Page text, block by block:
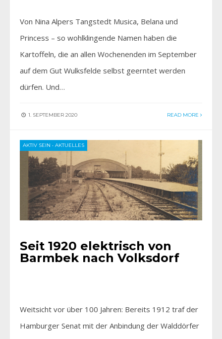
Von Nina Alpers Tangstedt Musica, Belana und
Princess – so wohlklingende Namen haben die
Kartoffeln, die an allen Wochenenden im September
auf dem Gut Wulksfelde selbst geerntet werden
dürfen. Und…
1. SEPTEMBER 2020 READ MORE
AKTIV SEIN • AKTUELLES
Seit 1920 elektrisch von
Barmbek nach Volksdorf
Weitsicht vor über 100 Jahren: Bereits 1912 traf der
Hamburger Senat mit der Anbindung der Walddörfer